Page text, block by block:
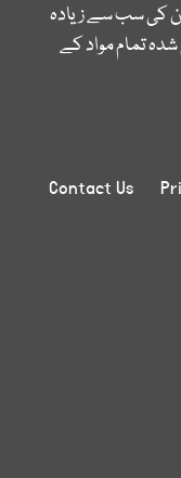
کی سب سے زیادہ
تمام مواد کے
Contact Us